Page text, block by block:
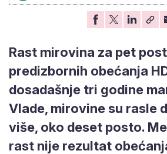
Rast mirovina za pet
predizbornih obećanja
dosadašnje tri godine
Vlade, mirovine su rasle
više, oko deset posto.
rast nije rezultat